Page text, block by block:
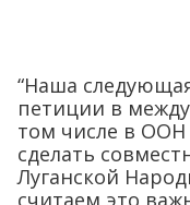
“Наша
петиции в
том числе в
сделать
Луганской
считаем это